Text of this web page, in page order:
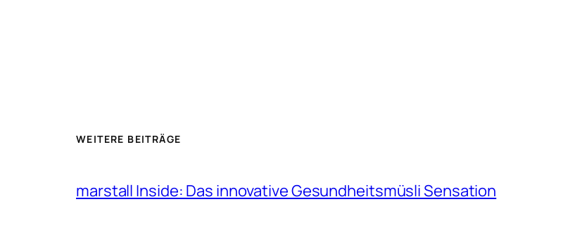
WEITERE BEITRÄGE
marstall Inside: Das innovative Gesundheitsmüsli Sensation